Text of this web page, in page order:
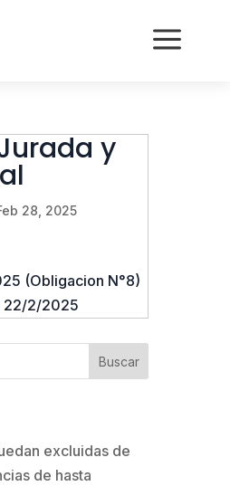
a
y
28, 2025
(Obligacion N°8)
22/2/2025
Buscar
excluidas de
de hasta